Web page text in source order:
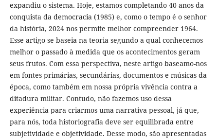
expandiu o sistema. Hoje, estamos completando 40 anos da
conquista da democracia (1985) e, como o tempo é o senhor
da história, 2024 nos permite melhor compreender 1964.
Esse artigo se baseia na teoria segundo a qual conhecemos
melhor o passado à medida que os acontecimentos geram
seus frutos. Com essa perspectiva, neste artigo baseamo-nos
em fontes primárias, secundárias, documentos e músicas da
época, como também em nossa própria vivência contra a
ditadura militar. Contudo, não fazemos uso dessa
experiência para criarmos uma narrativa pessoal, já que,
para nós, toda historiografia deve ser equilibrada entre
subjetividade e objetividade. Desse modo, são apresentadas